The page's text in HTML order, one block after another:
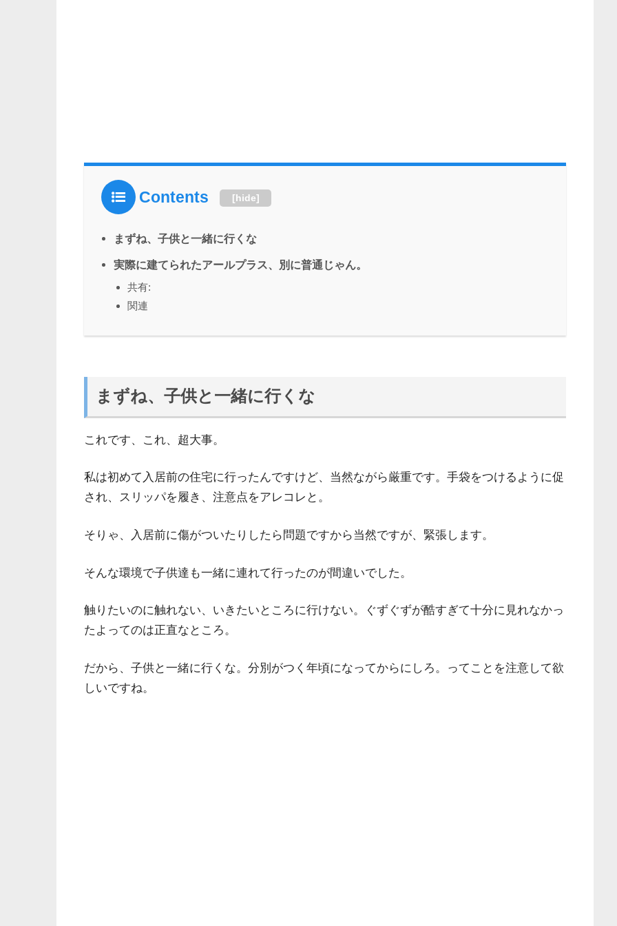
Contents [hide]
まずね、子供と一緒に行くな
実際に建てられたアールプラス、別に普通じゃん。
共有:
関連
まずね、子供と一緒に行くな
これです、これ、超大事。
私は初めて入居前の住宅に行ったんですけど、当然ながら厳重です。手袋をつけるように促
され、スリッパを履き、注意点をアレコレと。
そりゃ、入居前に傷がついたりしたら問題ですから当然ですが、緊張します。
そんな環境で子供達も一緒に連れて行ったのが間違いでした。
触りたいのに触れない、いきたいところに行けない。ぐずぐずが酷すぎて十分に見れなかっ
たよってのは正直なところ。
だから、子供と一緒に行くな。分別がつく年頃になってからにしろ。ってことを注意して欲
しいですね。